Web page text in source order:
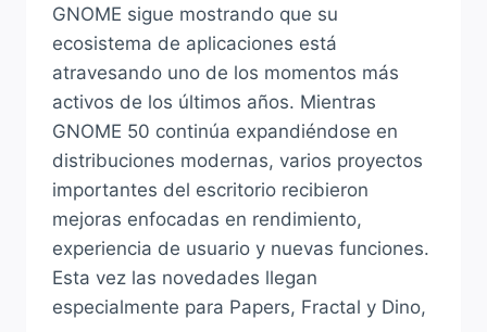
GNOME sigue mostrando que su
ecosistema de aplicaciones está
atravesando uno de los momentos más
activos de los últimos años. Mientras
GNOME 50 continúa expandiéndose en
distribuciones modernas, varios proyectos
importantes del escritorio recibieron
mejoras enfocadas en rendimiento,
experiencia de usuario y nuevas funciones.
Esta vez las novedades llegan
especialmente para Papers, Fractal y Dino,